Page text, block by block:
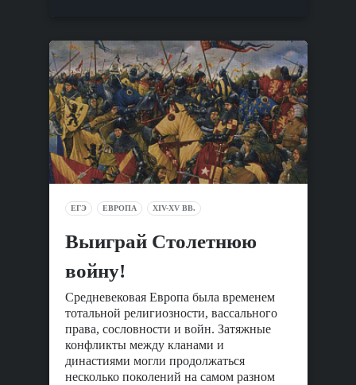
ЕГЭ ЕВРОПА XIV-XV ВВ.
Выиграй Столетнюю
войну!
Средневековая Европа была временем
тотальной религиозности, вассального
права, сословности и войн. Затяжные
конфликты между кланами и
династиями могли продолжаться
несколько поколений на самом разном